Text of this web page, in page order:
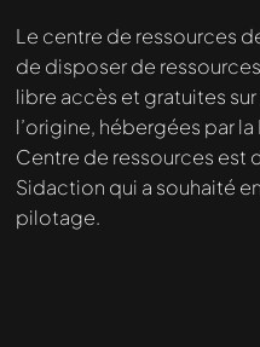
demandé....
Le centre de ressources
de disposer de
libre accès et gratuites
l’origine, hébergées par
Centre de ressources est
Sidaction qui a souhaité
pilotage.